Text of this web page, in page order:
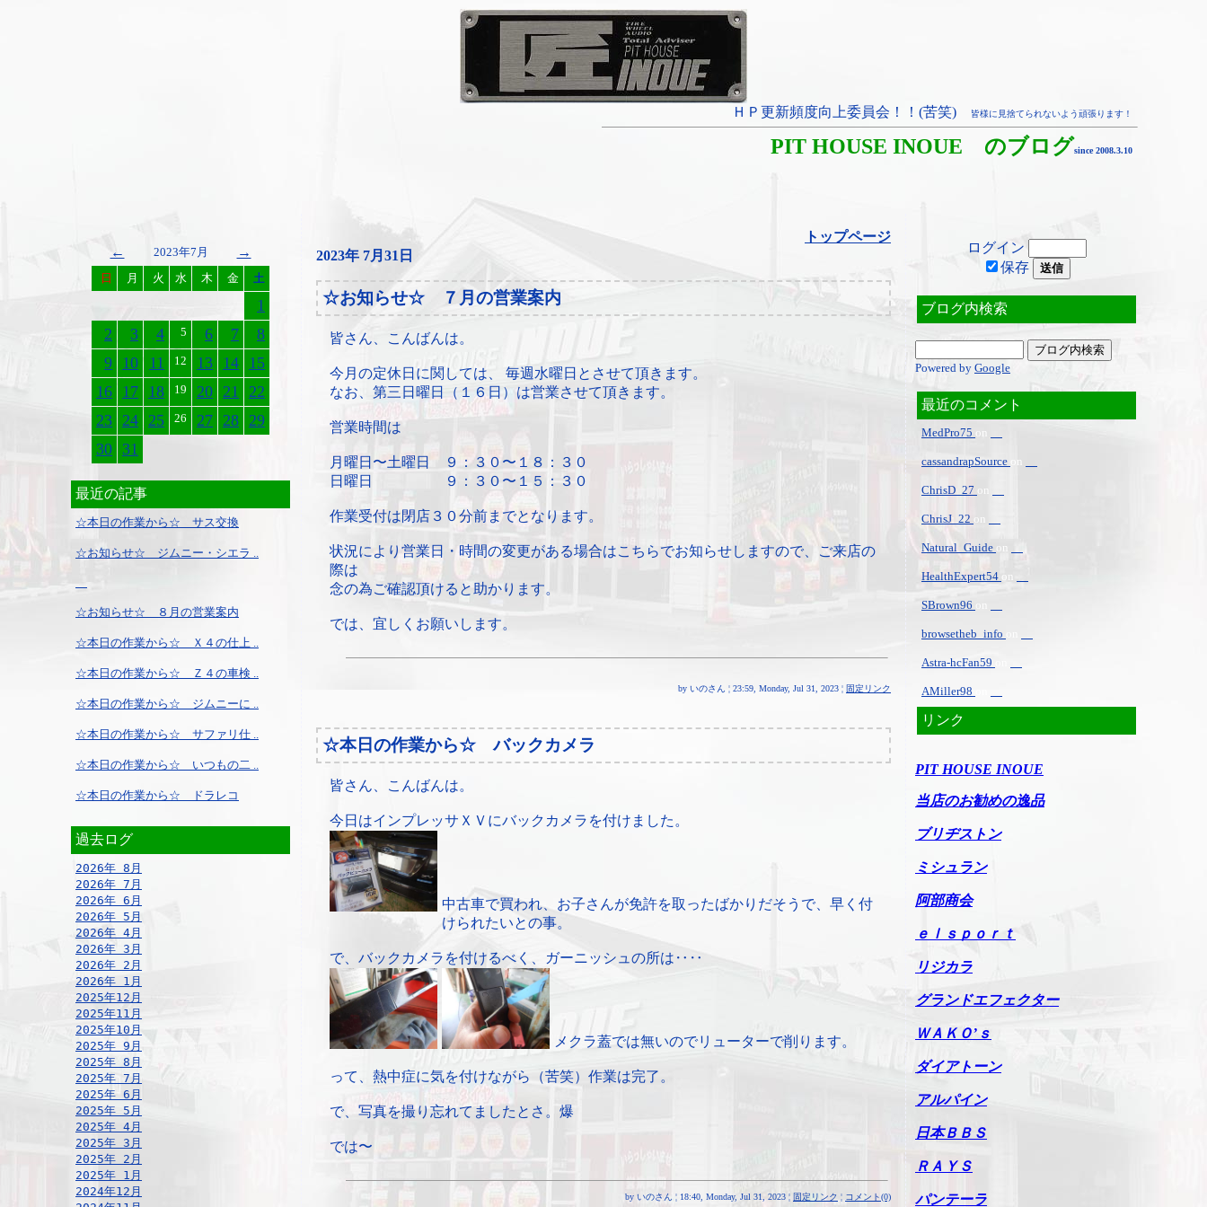
ＨＰ更新頻度向上委員会！！(苦笑) 皆様に見捨てられないよう頑張ります！
PIT HOUSE INOUE のブログsince 2008.3.10
← 2023年7月 →
日 月 火 水 木 金 土
1
2
3 4 5 6 7
8
9 10 11 12 13 14 15
16 17 18 19 20 21 22
23 24 25 26 27 28 29
30 31
最近の記事
☆本日の作業から☆ サス交換
☆お知らせ☆ ジムニー・シエラ ..
☆お知らせ☆ ８月の営業案内
☆本日の作業から☆ Ｘ４の仕上 ..
☆本日の作業から☆ Ｚ４の車検 ..
☆本日の作業から☆ ジムニーに ..
☆本日の作業から☆ サファリ仕 ..
☆本日の作業から☆ いつもの二 ..
☆本日の作業から☆ ドラレコ
過去ログ
2026年 8月
2026年 7月
2026年 6月
2026年 5月
2026年 4月
2026年 3月
2026年 2月
2026年 1月
2025年12月
2025年11月
2025年10月
2025年 9月
2025年 8月
2025年 7月
2025年 6月
2025年 5月
2025年 4月
2025年 3月
2025年 2月
2025年 1月
2024年12月
トップページ
2023年 7月31日
☆お知らせ☆ ７月の営業案内
皆さん、こんばんは。
今月の定休日に関しては、 毎週水曜日とさせて頂きます。
なお、第三日曜日（１６日）は営業させて頂きます。
営業時間は
月曜日〜土曜日 ９：３０〜１８：３０
日曜日 ９：３０〜１５：３０
作業受付は閉店３０分前までとなります。
状況により営業日・時間の変更がある場合はこちらでお知らせしますので、ご来店の
際は
念の為ご確認頂けると助かります。
では、宜しくお願いします。
by いのさん ¦ 23:59, Monday, Jul 31, 2023 ¦ 固定リンク
☆本日の作業から☆ バックカメラ
皆さん、こんばんは。
今日はインプレッサＸＶにバックカメラを付けました。
中古車で買われ、お子さんが免許を取ったばかりだそうで、早く付
けられたいとの事。
で、バックカメラを付けるべく、ガーニッシュの所は‥‥
メクラ蓋では無いのでリューターで削ります。
って、熱中症に気を付けながら（苦笑）作業は完了。
で、写真を撮り忘れてましたとさ。爆
では〜
by いのさん ¦ 18:40, Monday, Jul 31, 2023 ¦ 固定リンク ¦ コメント(0)
ログイン
保存
ブログ内検索
Powered by Google
最近のコメント
MedPro75 on
cassandrapSource on
ChrisD_27 on
ChrisJ_22 on
Natural_Guide on
HealthExpert54 on
SBrown96 on
browsetheb_info
Astra-hcFan59
AMiller98
リンク
PIT HOUSE INOUE
当店のお勧めの逸品
ブリヂストン
ミシュラン
阿部商会
ｅｌｓｐｏｒｔ
リジカラ
グランドエフェクター
ＷＡＫＯ’ｓ
ダイアトーン
アルパイン
日本ＢＢＳ
ＲＡＹＳ
パンテーラ